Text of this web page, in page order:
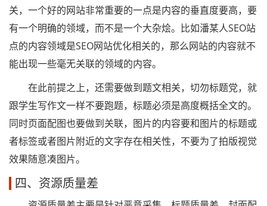
关，一个好的网站非常重要的一点是内容的垂直度要高，要
有一个明确的领域，而不是一个大杂烩。比如潘某人SEO站
点的内容领域是SEO网站优化相关的，那么网站的内容就不
能出现一些毫无关联的领域的内容。
在此前提之上，还需要做到题文相关，切勿标题党，就
跟学生写作文一样不要跑题，标题必须是高度概括全文的。
同时页面配图也要做到关联，图片的内容要和图片的标题或
者标签或者图片附近的文字存在相关性，不要为了拍版视觉
效果随意凑图片。
四、资源质量差